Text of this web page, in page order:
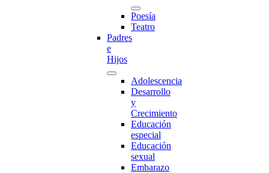
Poesía
Teatro
Padres
e
Hijos
Adolescencia
Desarrollo
y
Crecimiento
Educación
especial
Educación
sexual
Embarazo